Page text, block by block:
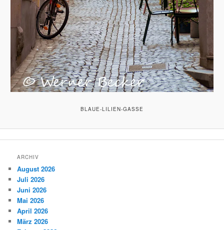
BLAUE-LILIEN-GASSE
ARCHIV
August 2026
Juli 2026
Juni 2026
Mai 2026
April 2026
März 2026